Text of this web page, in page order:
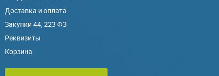
Доставка и оплата
Закупки 44, 223 ФЗ
Реквизиты
Корзина